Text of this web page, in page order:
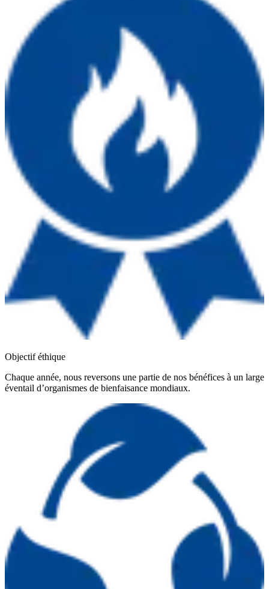
Objectif éthique
Chaque année, nous reversons une partie de nos bénéfices à un large
éventail d’organismes de bienfaisance mondiaux.